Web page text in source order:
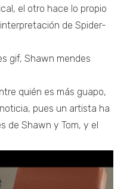
el otro hace lo propio
de Spider-
quién es más guapo,
pues un artista ha
de Shawn y Tom, y el